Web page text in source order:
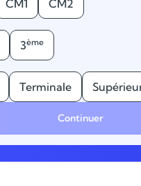
CM1 CM2
3ème
Terminale
Continuer